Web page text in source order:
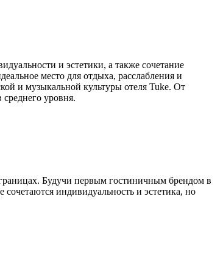
и эстетики, а также сочетание
место для отдыха, расслабления и
и музыкальной культуры отеля Tuke. От
уровня.
Будучи первым гостиничным брендом в
индивидуальность и эстетика, но